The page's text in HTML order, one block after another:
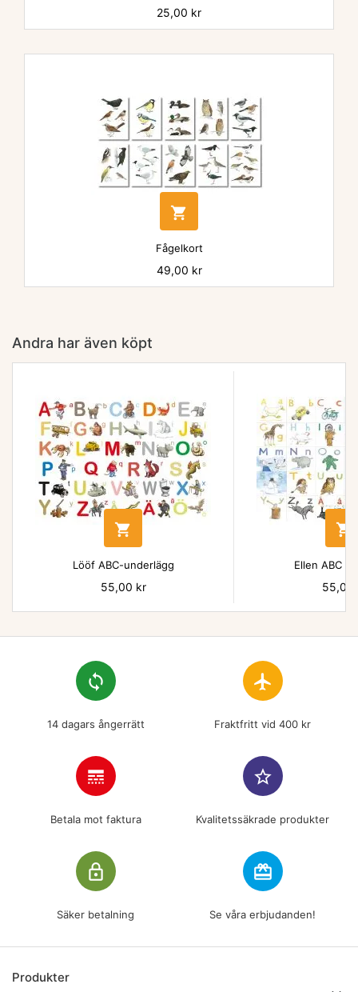
Pris
25,00 kr

Fågelkort
Pris
49,00 kr
Andra har även köpt

Lööf ABC-underlägg
Pris
55,00 kr

Ellen ABC
Pris
55,00
loop
14 dagars ångerrätt
flight
Fraktfritt vid 400 kr
line_style
Betala mot faktura
star_border
Kvalitetssäkrade produkter
lock_outline
Säker betalning
redeem
Se våra erbjudanden!
Produkter